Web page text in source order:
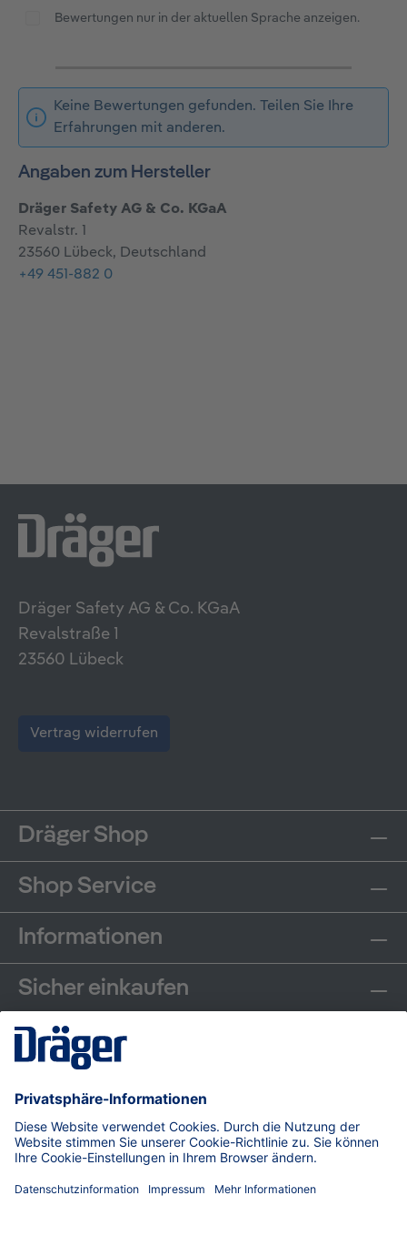
Bewertungen nur in der aktuellen Sprache anzeigen.
Keine Bewertungen gefunden. Teilen Sie Ihre
Erfahrungen mit anderen.
Angaben zum Hersteller
Dräger Safety AG & Co. KGaA
Revalstr. 1
23560 Lübeck, Deutschland
+49 451-882 0
Dräger Safety AG & Co. KGaA
Revalstraße 1
23560 Lübeck
Vertrag widerrufen
Dräger Shop
Shop Service
Informationen
Sicher einkaufen
Communities
Zahlungsarten
Versand